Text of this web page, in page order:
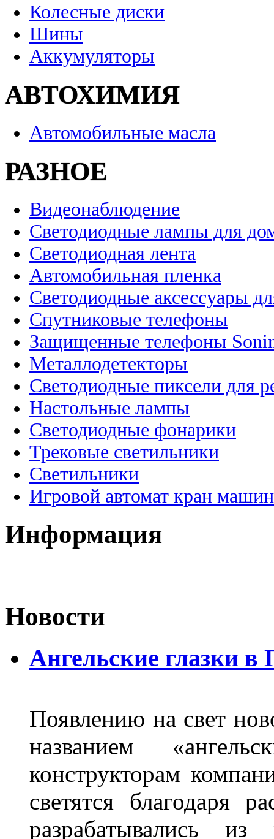
Колесные диски
Шины
Аккумуляторы
АВТОХИМИЯ
Автомобильные масла
РАЗНОЕ
Видеонаблюдение
Светодиодные лампы для
Светодиодная лента
Автомобильная пленка
Светодиодные аксессуары
Спутниковые телефоны
Защищенные телефоны
Металлодетекторы
Светодиодные пиксели для
Настольные лампы
Светодиодные фонарики
Трековые светильники
Светильники
Игровой автомат кран
Информация
Новости
Ангельские глазки в
Появлению на свет
названием
конструкторам
светятся благодаря
разрабатывались